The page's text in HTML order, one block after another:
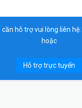
cần hỗ trợ vui lòng liên hệ:
hoặc
Hỗ trợ trực tuyến